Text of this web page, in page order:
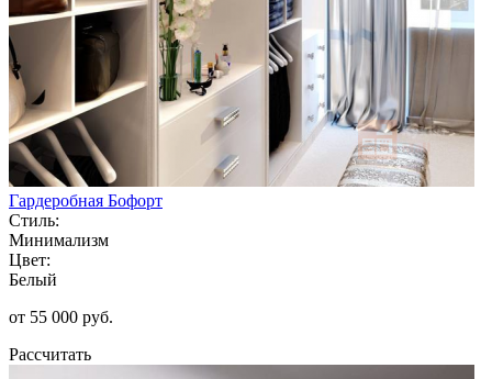
Гардеробная Бофорт
Стиль:
Минимализм
Цвет:
Белый
от 55 000 руб.
Рассчитать